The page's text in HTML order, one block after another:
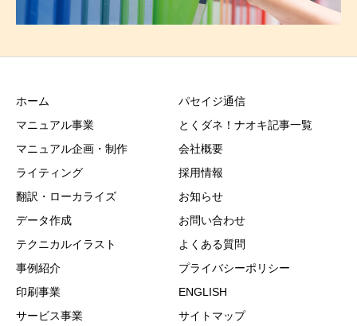
ホーム
マニュアル事業
マニュアル企画・制作
ライティング
翻訳・ローカライズ
データ作成
テクニカルイラスト
事例紹介
印刷事業
サービス事業
パセイジ通信
とくダネ！ナオキ記事一覧
会社概要
採用情報
お知らせ
お問い合わせ
よくある質問
プライバシーポリシー
ENGLISH
サイトマップ